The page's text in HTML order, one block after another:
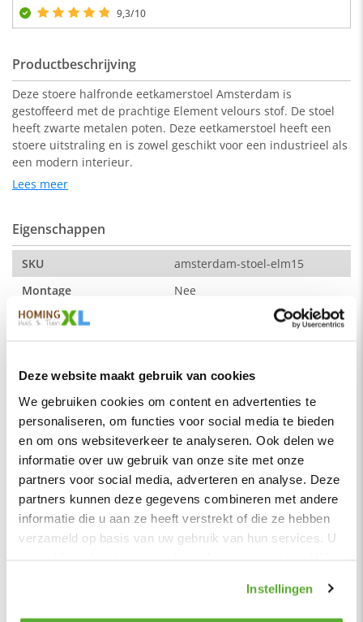
Deze website maakt gebruik van cookies
We gebruiken cookies om content en advertenties te
personaliseren, om functies voor social media te bieden
en om ons websiteverkeer te analyseren. Ook delen we
informatie over uw gebruik van onze site met onze
partners voor social media, adverteren en analyse. Deze
partners kunnen deze gegevens combineren met andere
informatie die u aan ze heeft verstrekt of die ze hebben
verzameld op basis van uw gebruik van hun services. U
Instellingen
9,3/10
Productbeschrijving
Deze stoere halfronde eetkamerstoel Amsterdam is
gestoffeerd met de prachtige Element velours stof. De stoel
heeft zwarte metalen poten. Deze eetkamerstoel heeft een
stoere uitstraling en is zowel geschikt voor een industrieel als
een modern interieur.
De eetkamerstoel past ook bij de eetkamerbank Amsterdam.
Afmeting:
63 x 65 x 90 cm (b x d x h)
Zitbreedte: 55 cm
Zitdiepte: 44 cm
werkelijkheid. Zeker weten dat dit de kleur is die je zoekt?
Vraag dan een stukje van de stof op via de knop "kleurstaal
aanvragen".
Stof
Element stof is een velours stofsoort met een zachte
uitstraling. Door de velours stof krijgt de eetkamerstoel een
zeer opvallende en rijke uitstraling. De Element stof is
geschikt voor zowel een modern als een klassiek interieur.
Lees meer
Eigenschappen
SKU
amsterdam-stoel-elm15
Montage
Nee
Merk
Vorm
Vaste poten
Serie
Amsterdam
Kleur
Turquoise
Zitbreedte
55 cm
Zitdiepte
45 cm
Zithoogte
51 cm
Normaal - Stevig